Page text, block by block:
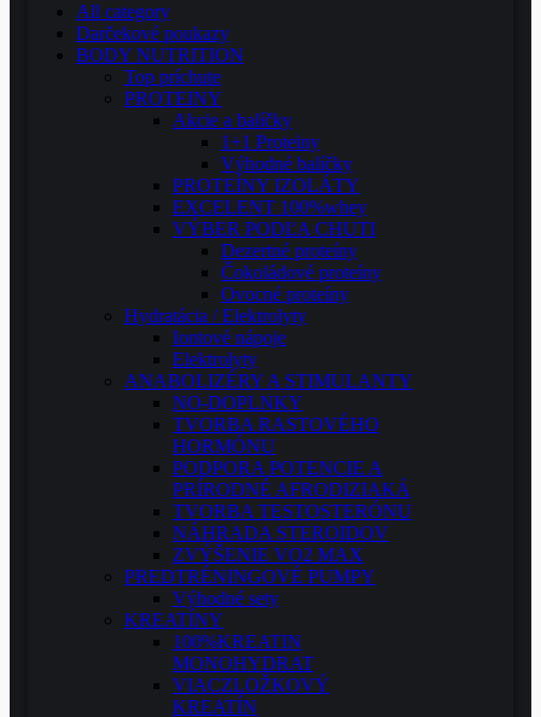
All category
Darčekové poukazy
BODY NUTRITION
Top príchute
PROTEINY
Akcie a balíčky
1+1 Proteiny
Výhodné balíčky
PROTEÍNY IZOLÁTY
EXCELENT 100%whey
VÝBER PODĽA CHUTI
Dezertné proteíny
Čokoládové proteíny
Ovocné proteíny
Hydratácia / Elektrolyty
Iontové nápoje
Elektrolyty
ANABOLIZÉRY A STIMULANTY
NO-DOPLNKY
TVORBA RASTOVÉHO
HORMÓNU
PODPORA POTENCIE A
PRÍRODNÉ AFRODIZIAKÁ
TVORBA TESTOSTERÓNU
NÁHRADA STEROIDOV
ZVÝŠENIE VO2 MAX
PREDTRÉNINGOVÉ PUMPY
Výhodné sety
KREATÍNY
100%KREATIN
MONOHYDRAT
VIACZLOŽKOVÝ
KREATÍN